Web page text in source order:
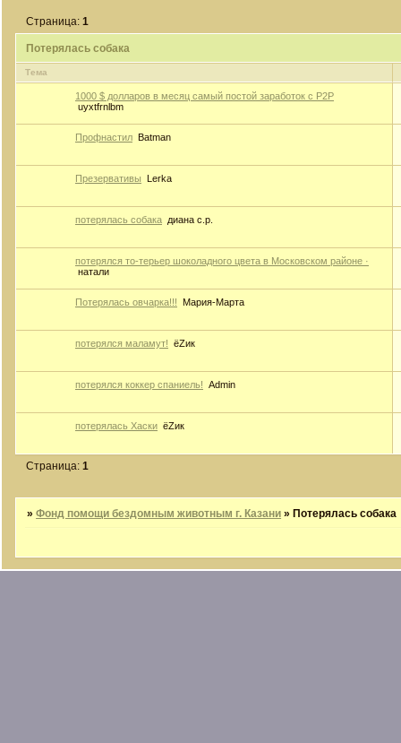
Потерялась собака
Страница:1
Тема
1000 $ долларов в месяц самый постой заработок с P2P
uyxtfrnlbm
Профнастил Batman
Презервативы Lerka
потерялась собака диана с.р.
потерялся то-терьер шоколадного цвета в Московском районе ·
натали
Потерялась овчарка!!! Мария-Марта
потерялся маламут! ёZик
потерялся коккер спаниель! Admin
потерялась Хаски ёZик
Страница:1
»Фонд помощи бездомным животным г. Казани » Потерялась собака